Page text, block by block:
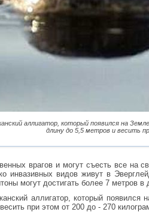
аллигатор, который появился на
длину до 5,5 метров и весить
врагов и могут съесть все на
инвазивных видов живут в
могут достигать более 7 метров
аллигатор, который
при этом от 200 до - 270